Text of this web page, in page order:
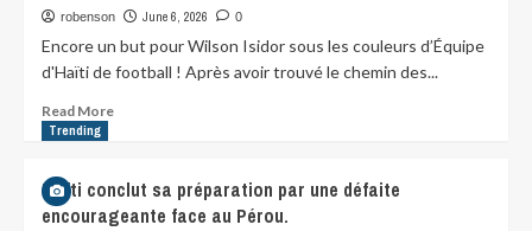
robenson June 6, 2026 0
Encore un but pour Wilson Isidor sous les couleurs d’Équipe
d'Haïti de football ! Après avoir trouvé le chemin des...
Read More
Trending
Haïti conclut sa préparation par une défaite
encourageante face au Pérou.